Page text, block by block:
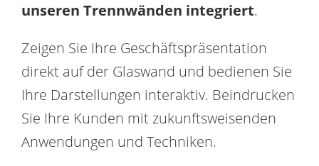
unseren Trennwänden integriert.
Zeigen Sie Ihre Geschäftspräsentation
direkt auf der Glaswand und bedienen Sie
Ihre Darstellungen interaktiv. Beindrucken
Sie Ihre Kunden mit zukunftsweisenden
Anwendungen und Techniken.